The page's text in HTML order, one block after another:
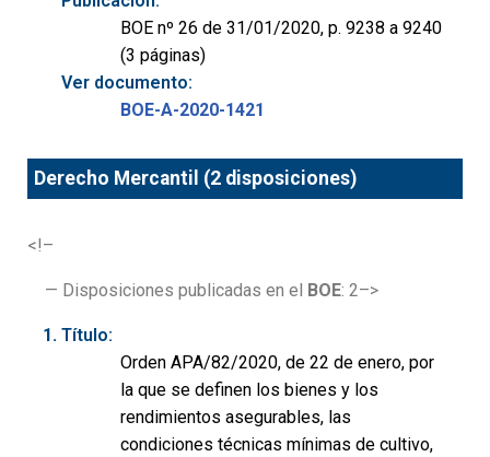
BOE nº 26 de 31/01/2020, p. 9238 a 9240
(3 páginas)
Ver documento:
BOE-A-2020-1421
Derecho Mercantil (2 disposiciones)
<!–
— Disposiciones publicadas en el BOE: 2–>
Título:
Orden APA/82/2020, de 22 de enero, por
la que se definen los bienes y los
rendimientos asegurables, las
condiciones técnicas mínimas de cultivo,